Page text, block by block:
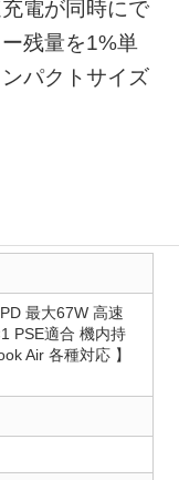
電が同時にで
残量を1%単
パクトサイズ
最大67W 高速
PSE適合 機内持
Air 各種対応 】